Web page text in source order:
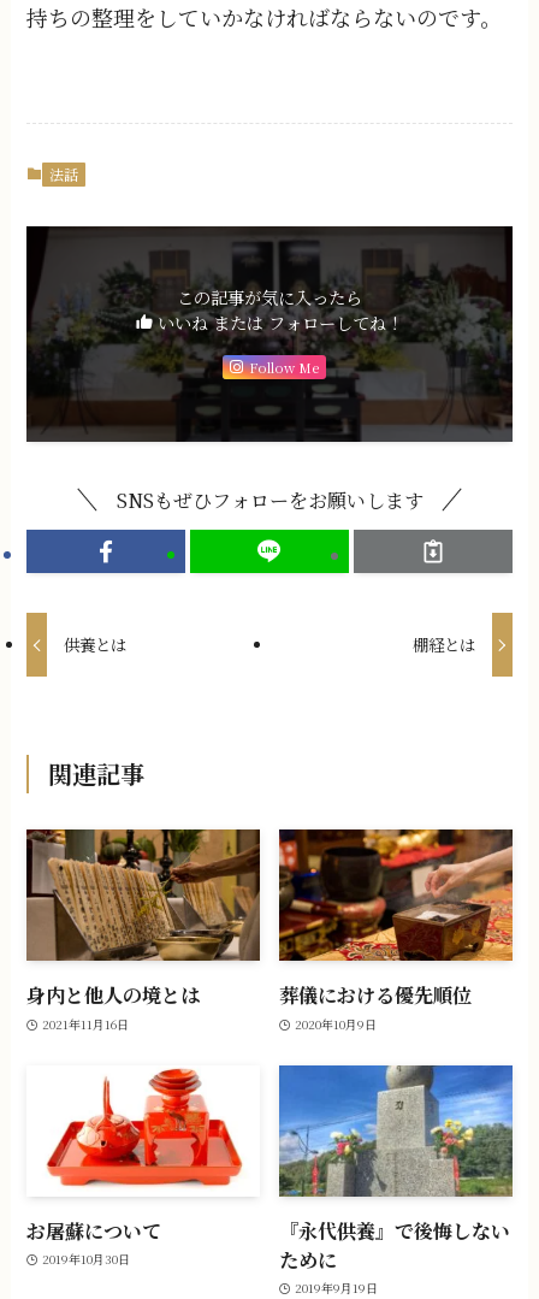
持ちの整理をしていかなければならないのです。
法話
この記事が気に入ったら
いいね または フォローしてね！
Follow Me
SNSもぜひフォローをお願いします
供養とは 棚経とは
関連記事
身内と他人の境とは
2021年11月16日
葬儀における優先順位
2020年10月9日
お屠蘇について
2019年10月30日
『永代供養』で後悔しない
ために
2019年9月19日